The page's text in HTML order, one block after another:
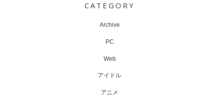
CATEGORY
Archive
PC
Web
アイドル
アニメ